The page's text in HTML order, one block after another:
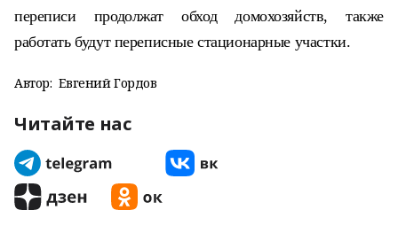
переписи продолжат обход домохозяйств, также
работать будут переписные стационарные участки.
Автор: Евгений Гордов
Читайте нас